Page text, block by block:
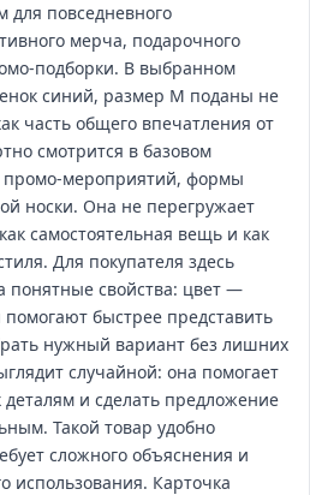
для повседневного
мерча, подарочного
В выбранном
синий, размер M поданы не
часть общего впечатления от
смотрится в базовом
промо‑мероприятий, формы
носки. Она не перегружает
самостоятельная вещь и как
Для покупателя здесь
свойства: цвет —
быстрее представить
нужный вариант без лишних
случайной: она помогает
и сделать предложение
Такой товар удобно
сложного объяснения и
использования. Карточка